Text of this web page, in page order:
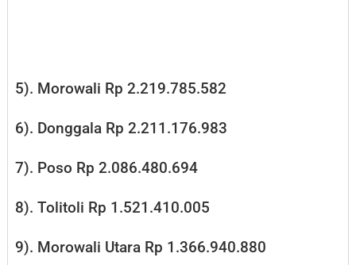
5). Morowali Rp 2.219.785.582
6). Donggala Rp 2.211.176.983
7). Poso Rp 2.086.480.694
8). Tolitoli Rp 1.521.410.005
9). Morowali Utara Rp 1.366.940.880